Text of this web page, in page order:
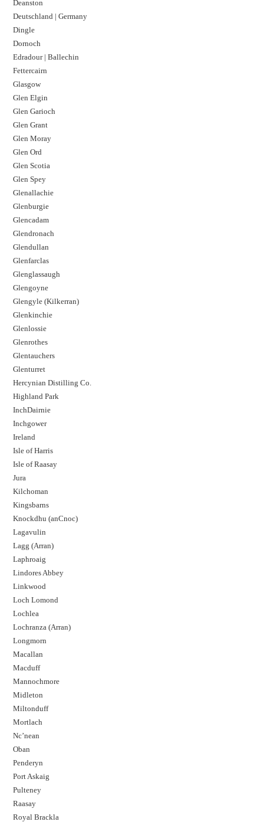
Deanston
Deutschland | Germany
Dingle
Dornoch
Edradour | Ballechin
Fettercairn
Glasgow
Glen Elgin
Glen Garioch
Glen Grant
Glen Moray
Glen Ord
Glen Scotia
Glen Spey
Glenallachie
Glenburgie
Glencadam
Glendronach
Glendullan
Glenfarclas
Glenglassaugh
Glengoyne
Glengyle (Kilkerran)
Glenkinchie
Glenlossie
Glenrothes
Glentauchers
Glenturret
Hercynian Distilling Co.
Highland Park
InchDairnie
Inchgower
Ireland
Isle of Harris
Isle of Raasay
Jura
Kilchoman
Kingsbarns
Knockdhu (anCnoc)
Lagavulin
Lagg (Arran)
Laphroaig
Lindores Abbey
Linkwood
Loch Lomond
Lochlea
Lochranza (Arran)
Longmorn
Macallan
Macduff
Mannochmore
Midleton
Miltonduff
Mortlach
Nc’nean
Oban
Penderyn
Port Askaig
Pulteney
Raasay
Royal Brackla